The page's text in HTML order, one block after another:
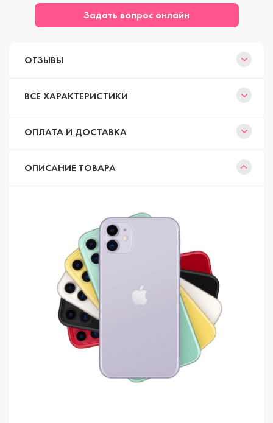
Задать вопрос онлайн
ОТЗЫВЫ
ВСЕ ХАРАКТЕРИСТИКИ
ОПЛАТА И ДОСТАВКА
ОПИСАНИЕ ТОВАРА